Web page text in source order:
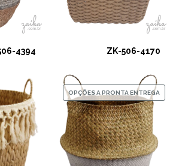
4394 ZK-506-4170
OPÇÕES A PRONTA ENTREGA